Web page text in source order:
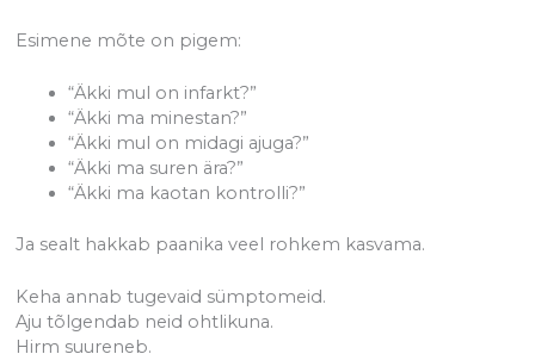
Esimene mõte on pigem:
“Äkki mul on infarkt?”
“Äkki ma minestan?”
“Äkki mul on midagi ajuga?”
“Äkki ma suren ära?”
“Äkki ma kaotan kontrolli?”
Ja sealt hakkab paanika veel rohkem kasvama.
Keha annab tugevaid sümptomeid.
Aju tõlgendab neid ohtlikuna.
Hirm suureneb.